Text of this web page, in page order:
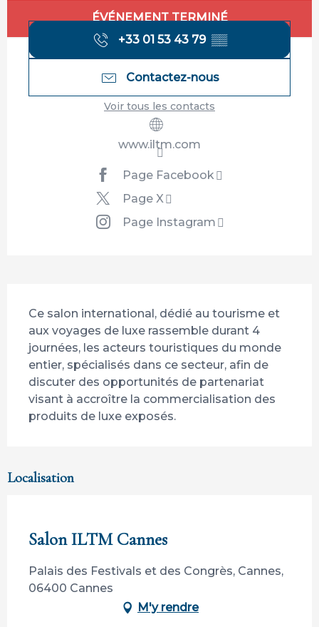
Ouverture et coordonnées
ÉVÉNEMENT TERMINÉ
+33 01 53 43 79 ▒▒
Contactez-nous
Voir tous les contacts
www.iltm.com
Page Facebook
Page X
Page Instagram
Ce salon international, dédié au tourisme et
aux voyages de luxe rassemble durant 4
journées, les acteurs touristiques du monde
entier, spécialisés dans ce secteur, afin de
discuter des opportunités de partenariat
visant à accroître la commercialisation des
produits de luxe exposés.
Localisation
Salon ILTM Cannes
Palais des Festivals et des Congrès, Cannes,
06400 Cannes
M'y rendre